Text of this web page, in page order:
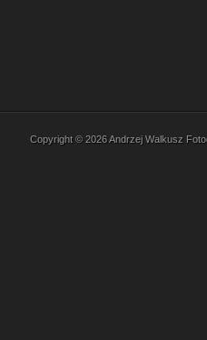
Copyright © 2026 Andrzej Walkusz